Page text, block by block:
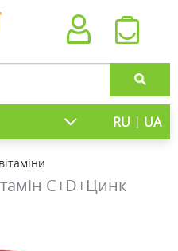
RU | UA
С+D+Цинк